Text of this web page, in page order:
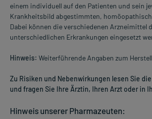
einem individuell auf den Patienten und sein
Krankheitsbild abgestimmten,
Dabei können die verschiedenen Arzneimittel
unterschiedlichen Erkrankungen eingesetzt
Hinweis: Weiterführende Angaben zum
Zu Risiken und Nebenwirkungen lesen Sie
und fragen Sie Ihre Ärztin, Ihren Arzt oder in
Hinweis unserer Pharmazeuten: